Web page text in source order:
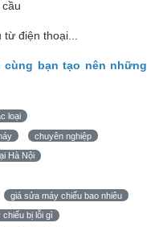
điện thoại...
cùng bạn tạo nên những
loại
chuyên nghiệp
Hà Nội
giá sửa máy chiếu bao nhiêu
chiếu bị lỗi gì